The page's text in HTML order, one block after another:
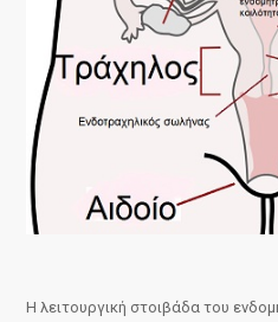
Η λειτουργική στοιβάδα του